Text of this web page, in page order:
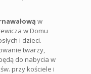
w
w Domu
i dzieci.
twarzy,
do nabycia w
przy kościele i